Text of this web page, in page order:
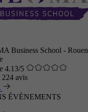
Business School - Rouen
4.13/5
224 avis
ÉVÈNEMENTS